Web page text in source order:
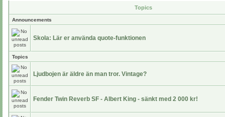
Topics
Announcements
Skola: Lär er använda quote-funktionen
Topics
Ljudbojen är äldre än man tror. Vintage?
Fender Twin Reverb SF - Albert King - sänkt med 2 000 kr!